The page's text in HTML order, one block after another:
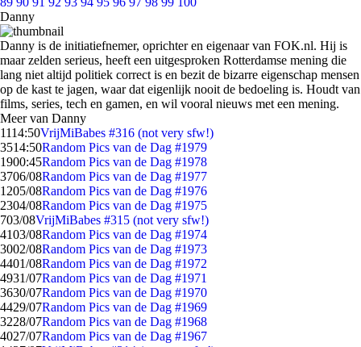
Danny
Danny is de initiatiefnemer, oprichter en eigenaar van FOK.nl. Hij is
maar zelden serieus, heeft een uitgesproken Rotterdamse mening die
lang niet altijd politiek correct is en bezit de bizarre eigenschap mensen
op de kast te jagen, waar dat eigenlijk nooit de bedoeling is. Houdt van
films, series, tech en gamen, en wil vooral nieuws met een mening.
Meer van Danny
1114:50VrijMiBabes #316 (not very sfw!)
3514:50Random Pics van de Dag #1979
1900:45Random Pics van de Dag #1978
3706/08Random Pics van de Dag #1977
1205/08Random Pics van de Dag #1976
2304/08Random Pics van de Dag #1975
703/08VrijMiBabes #315 (not very sfw!)
4103/08Random Pics van de Dag #1974
3002/08Random Pics van de Dag #1973
4401/08Random Pics van de Dag #1972
4931/07Random Pics van de Dag #1971
3630/07Random Pics van de Dag #1970
4429/07Random Pics van de Dag #1969
3228/07Random Pics van de Dag #1968
4027/07Random Pics van de Dag #1967